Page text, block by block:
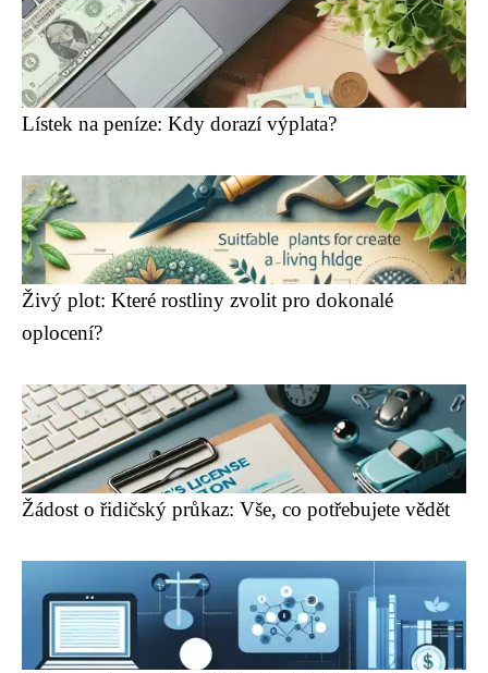
Lístek na peníze: Kdy dorazí výplata?
Živý plot: Které rostliny zvolit pro dokonalé
oplocení?
Žádost o řidičský průkaz: Vše, co potřebujete vědět